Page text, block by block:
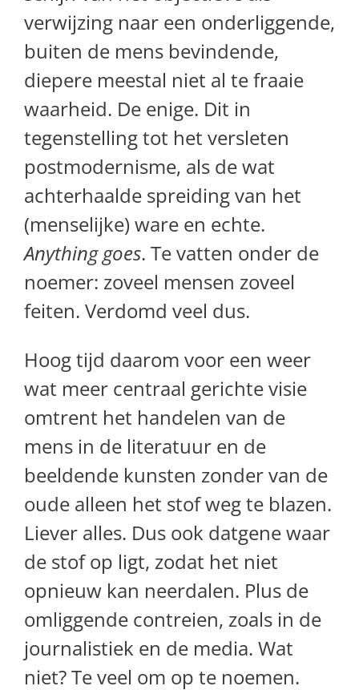
verwijzing naar een onderliggende,
buiten de mens bevindende,
diepere meestal niet al te fraaie
waarheid. De enige. Dit in
tegenstelling tot het versleten
postmodernisme, als de wat
achterhaalde spreiding van het
(menselijke) ware en echte.
Anything goes. Te vatten onder de
noemer: zoveel mensen zoveel
feiten. Verdomd veel dus.
Hoog tijd daarom voor een weer
wat meer centraal gerichte visie
omtrent het handelen van de
mens in de literatuur en de
beeldende kunsten zonder van de
oude alleen het stof weg te blazen.
Liever alles. Dus ook datgene waar
de stof op ligt, zodat het niet
opnieuw kan neerdalen. Plus de
omliggende contreien, zoals in de
journalistiek en de media. Wat
niet? Te veel om op te noemen.